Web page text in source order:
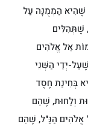
שֶׁהִיא הַמְמֻנָּה עַל
שֶׁתְּהִלִּים
אֵל אֱלֹהִים
יְדֵי הַשְּׁנֵי
בְּחִינַת חֶסֶד
וְלַחוּת, שֶׁהֵם
אֱלֹהִים הַנַּ"ל, שֶׁהֵם